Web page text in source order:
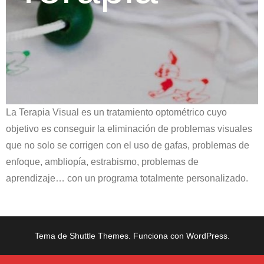
La Terapia Visual es un tratamiento optométrico cuyo
objetivo es conseguir la eliminación de problemas visuales
que no solo se corrigen con el uso de gafas, problemas de
enfoque, ambliopía, estrabismo, problemas de
aprendizaje… con un programa totalmente personalizado.
Tema de Shuttle Themes. Funciona con WordPress.